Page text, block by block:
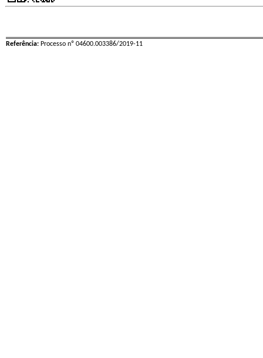
Referência: Processo nº 04600.003386/2019-11